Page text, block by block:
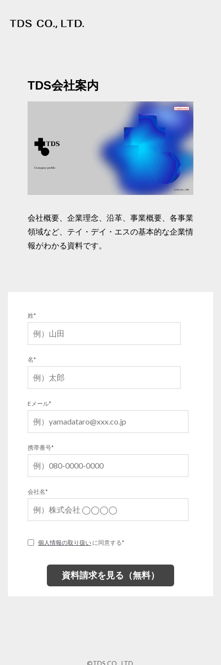
TDS会社案内
会社概要、企業理念、沿革、事業概要、各事業
領域など、テイ・デイ・エスの基本的な企業情
報がわかる資料です。
姓*
名*
Eメール*
携帯番号*
会社名*
個人情報の取り扱い に同意する*
©TDS CO., LTD.